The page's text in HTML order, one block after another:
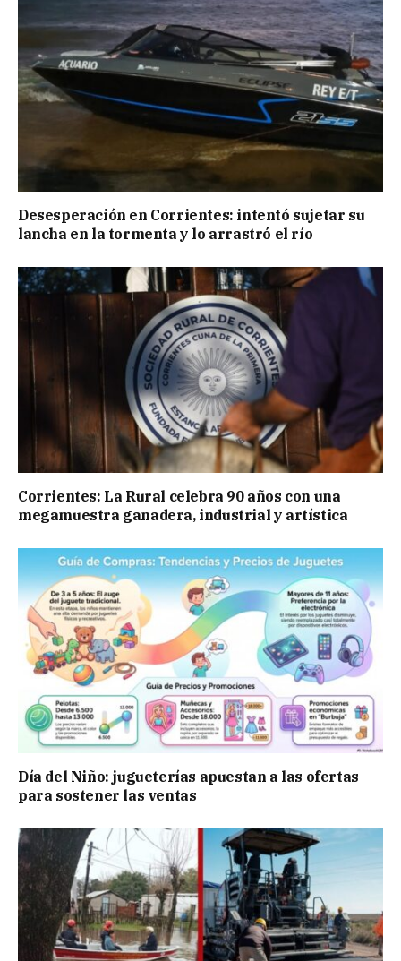
Desesperación en Corrientes: intentó sujetar su
lancha en la tormenta y lo arrastró el río
Corrientes: La Rural celebra 90 años con una
megamuestra ganadera, industrial y artística
Día del Niño: jugueterías apuestan a las ofertas
para sostener las ventas